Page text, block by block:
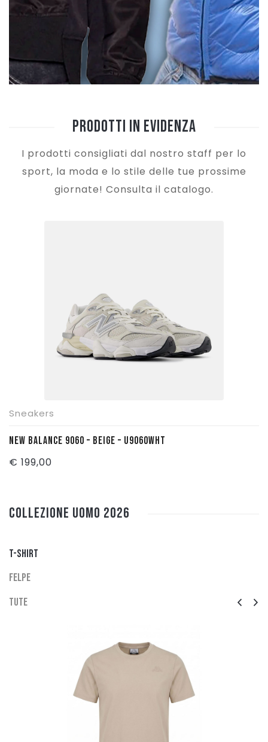
Prodotti in Evidenza
I prodotti consigliati dal nostro staff per lo
sport, la moda e lo stile delle tue prossime
giornate! Consulta il catalogo.
Sneakers
NEW BALANCE 9060 – BEIGE – U9060WHT
€ 199,00
Collezione UOMO 2026
T-Shirt
Felpe
Tute